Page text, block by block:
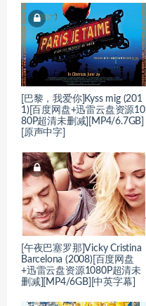
[巴黎，我爱你]Kyss mig (201
1)[百度网盘+迅雷云盘资源10
80P超清未删减][MP4/6.7GB]
[原声中字]
[午夜巴塞罗那]Vicky Cristina
Barcelona (2008)[百度网盘
+迅雷云盘资源1080P超清未
删减][MP4/6GB][中英字幕]